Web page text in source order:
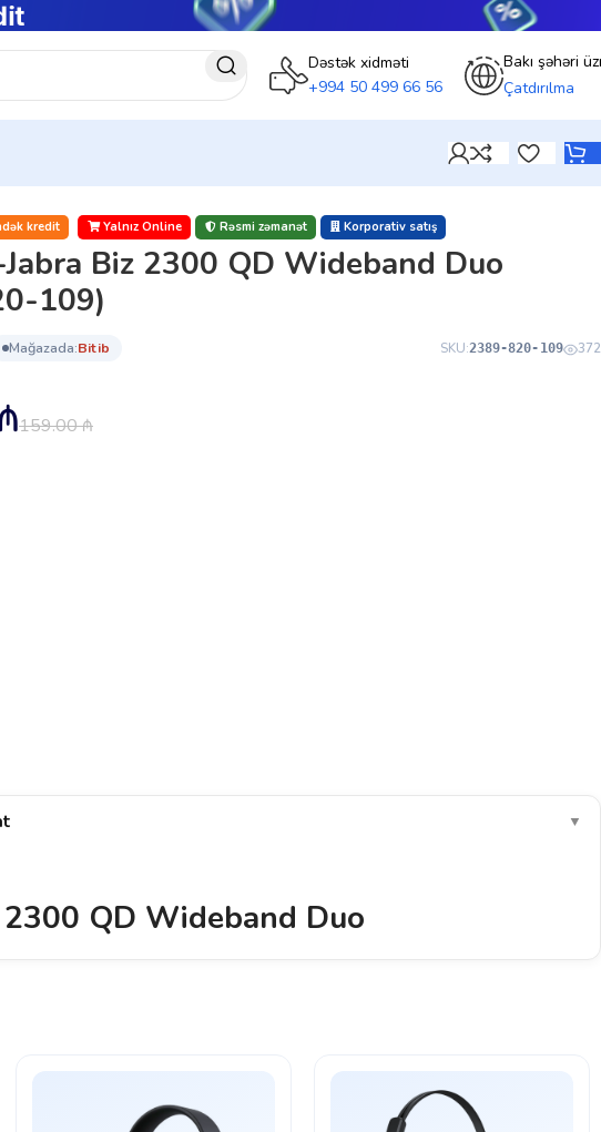
Dəstək xidməti
+994 50 499 66 56
Bakı şəhəri
Çatdırılma
kredit Yalnız Online Rəsmi zəmanət Korporativ satış
Biz 2300 QD Wideband Duo
109)
mağazada: bi̇ti̇b SKU:2389-820-109 372
159.00₼
▼
2300 QD Wideband Duo